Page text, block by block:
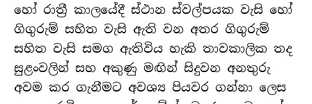
හෝ රාත්‍රී කාලයේදී ස්ථාන ස්වල්පයක වැසි හෝ
ගිගුරුම් සහිත වැසි ඇති වන අතර ගිගුරුම්
සහිත වැසි සමග ඇතිවිය හැකි තාවකාලික තද
සුළංවලින් සහ අකුණු මඟින් සිදුවන අනතුරු
අවම කර ගැනීමට අවශ්‍ය පියවර ගන්නා ලෙස